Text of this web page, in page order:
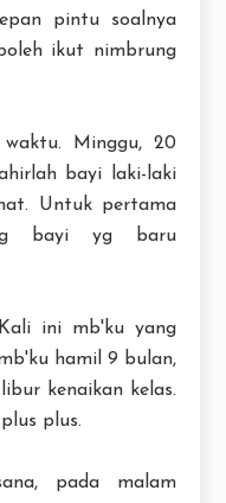
pintu soalnya
ikut nimbrung
Minggu, 20
bayi laki-laki
Untuk pertama
bayi yg baru
ini mb'ku yang
hamil 9 bulan,
kenaikan kelas.
plus.
pada malam